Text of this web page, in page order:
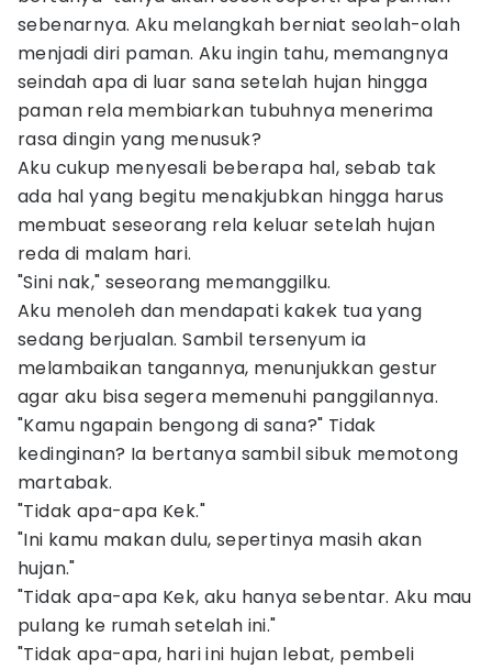
sebenarnya. Aku melangkah berniat seolah-olah
menjadi diri paman. Aku ingin tahu, memangnya
seindah apa di luar sana setelah hujan hingga
paman rela membiarkan tubuhnya menerima
rasa dingin yang menusuk?
Aku cukup menyesali beberapa hal, sebab tak
ada hal yang begitu menakjubkan hingga harus
membuat seseorang rela keluar setelah hujan
reda di malam hari.
"Sini nak," seseorang memanggilku.
Aku menoleh dan mendapati kakek tua yang
sedang berjualan. Sambil tersenyum ia
melambaikan tangannya, menunjukkan gestur
agar aku bisa segera memenuhi panggilannya.
"Kamu ngapain bengong di sana?" Tidak
kedinginan? Ia bertanya sambil sibuk memotong
martabak.
"Tidak apa-apa Kek."
"Ini kamu makan dulu, sepertinya masih akan
hujan."
"Tidak apa-apa Kek, aku hanya sebentar. Aku mau
pulang ke rumah setelah ini."
"Tidak apa-apa, hari ini hujan lebat, pembeli